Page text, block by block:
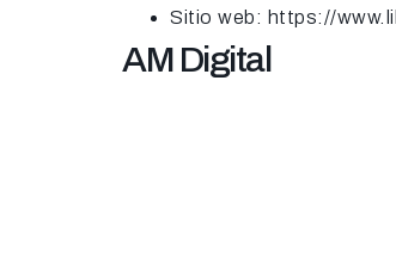
Sitio web: https://
AM Digital